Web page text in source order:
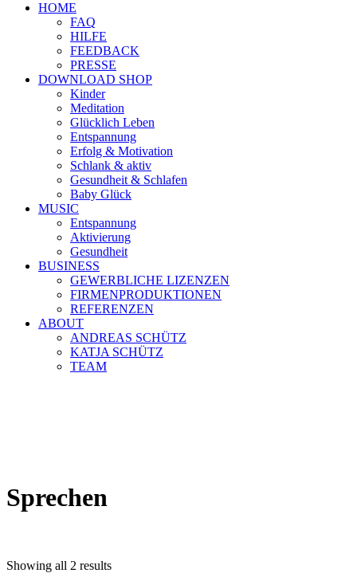
HOME
FAQ
HILFE
FEEDBACK
PRESSE
DOWNLOAD SHOP
Kinder
Meditation
Glücklich Leben
Entspannung
Erfolg & Motivation
Schlank & aktiv
Gesundheit & Schlafen
Baby Glück
MUSIC
Entspannung
Aktivierung
Gesundheit
BUSINESS
GEWERBLICHE LIZENZEN
FIRMENPRODUKTIONEN
REFERENZEN
ABOUT
ANDREAS SCHÜTZ
KATJA SCHÜTZ
TEAM
Sprechen
Showing all 2 results